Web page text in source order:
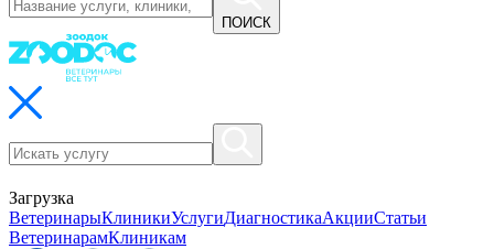
ПОИСК
Загрузка
ВетеринарыКлиникиУслугиДиагностикаАкцииСтатьи
ВетеринарамКлиникам